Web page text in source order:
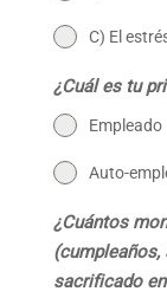
C) El
¿Cuál es tu
Empleado
Auto-
¿Cuántos
sacrificado